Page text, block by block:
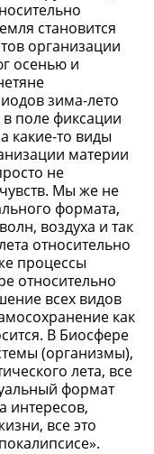
становится
организации
осенью и
зима-лето
в поле фиксации
какие-то виды
материи
не
Мы же не
формата,
воздуха и так
относительно
процессы
относительно
всех видов
как
В Биосфере
(организмы),
лета, все
формат
интересов,
все это